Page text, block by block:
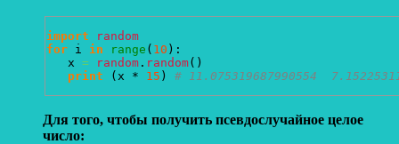
import
random
for i in range ( 10 ) :
   x
= random . random( )
print
( x * 15 ) # 11.075319687990554
Для того, чтобы получить псевдослучайное целое
число: